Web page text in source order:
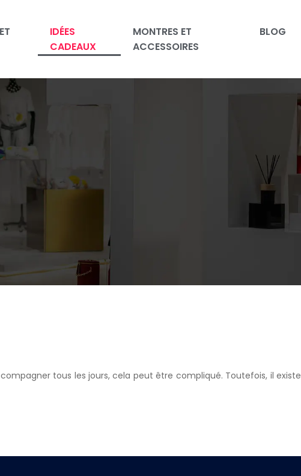
IDÉES
CADEAUX
MONTRES ET
ACCESSOIRES
BLOG
tous les jours, cela peut être compliqué. Toutefois, il existe